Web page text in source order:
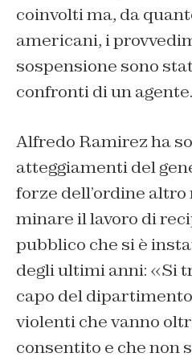
coinvolti ma, da
americani, i
sospensione sono
confronti di un agente.
Alfredo Ramirez ha
atteggiamenti del
forze dell’ordine altro
minare il lavoro di
pubblico che si è
degli ultimi anni: «Si
capo del
violenti che vanno
consentito e che non